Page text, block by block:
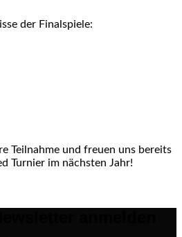
der Finalspiele:
Teilnahme und freuen uns bereits
Turnier im nächsten Jahr!